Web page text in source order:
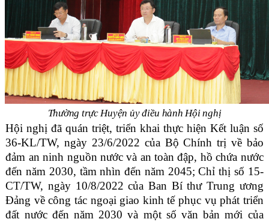
Thường trực Huyện ủy điều hành Hội nghị
Hội nghị đã quán triệt, triển khai thực hiện Kết luận số
36-KL/TW, ngày 23/6/2022 của Bộ Chính trị về bảo
đảm an ninh nguồn nước và an toàn đập, hồ chứa nước
đến năm 2030, tầm nhìn đến năm 2045; Chỉ thị số 15-
CT/TW, ngày 10/8/2022 của Ban Bí thư Trung ương
Đảng về công tác ngoại giao kinh tế phục vụ phát triển
đất nước đến năm 2030 và một số văn bản mới của